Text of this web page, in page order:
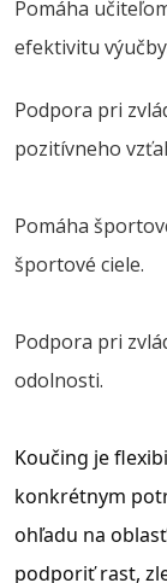
Pomáha
efektivitu
Podpora pri
pozitívneho
Pomáha
športové ciele.
Podpora pri
odolnosti.
Koučing je
konkrétnym
ohľadu na
podporiť rast,